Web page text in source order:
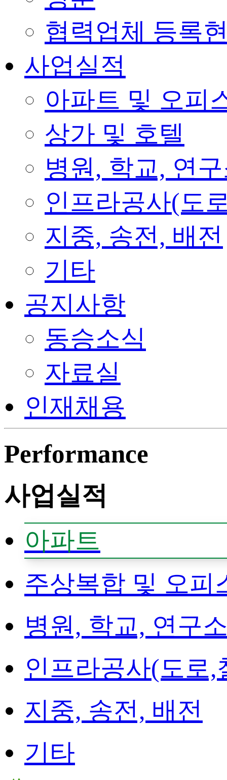
협력업체 등록
사업실적
아파트 및 오피
상가 및 호텔
병원, 학교, 연
인프라공사(도
지중, 송전, 배전
기타
공지사항
동승소식
자료실
인재채용
Performance
사업실적
아파트
주상복합 및 오피
병원, 학교, 연구
인프라공사(도로,
지중, 송전, 배전
기타